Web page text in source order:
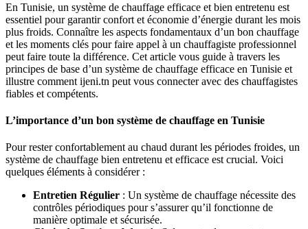
En Tunisie, un système de chauffage efficace et bien entretenu est
essentiel pour garantir confort et économie d’énergie durant les mois
plus froids. Connaître les aspects fondamentaux d’un bon chauffage
et les moments clés pour faire appel à un chauffagiste professionnel
peut faire toute la différence. Cet article vous guide à travers les
principes de base d’un système de chauffage efficace en Tunisie et
illustre comment ijeni.tn peut vous connecter avec des chauffagistes
fiables et compétents.
L’importance d’un bon système de chauffage en Tunisie
Pour rester confortablement au chaud durant les périodes froides, un
système de chauffage bien entretenu et efficace est crucial. Voici
quelques éléments à considérer :
Entretien Régulier : Un système de chauffage nécessite des
contrôles périodiques pour s’assurer qu’il fonctionne de
manière optimale et sécurisée.